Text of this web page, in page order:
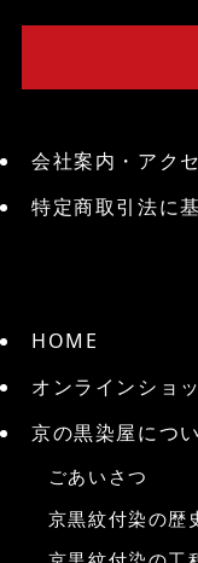
会社案内・アク
特定商取引法に
HOME
オンラインショ
京の黒染屋につ
ごあいさつ
京黒紋付染の歴